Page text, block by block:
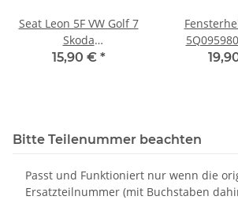
Seat Leon 5F VW Golf 7
Skoda
Fensterhebermotor
15,90 € *
rechts
Bitte Teilenummer beachten
Passt und Funktioniert nur wenn die
Ersatzteilnummer (mit Buchstaben